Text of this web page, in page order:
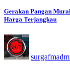
Gerakan Pangan
Harga Terjangkau